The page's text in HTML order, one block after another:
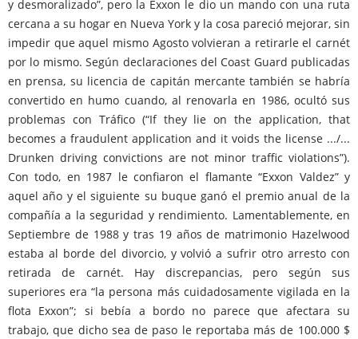
y desmoralizado”, pero la Exxon le dio un mando con una ruta
cercana a su hogar en Nueva York y la cosa pareció mejorar, sin
impedir que aquel mismo Agosto volvieran a retirarle el carnét
por lo mismo. Según declaraciones del Coast Guard publicadas
en prensa, su licencia de capitán mercante también se habría
convertido en humo cuando, al renovarla en 1986, ocultó sus
problemas con Tráfico (“If they lie on the application, that
becomes a fraudulent application and it voids the license .../...
Drunken driving convictions are not minor traffic violations”).
Con todo, en 1987 le confiaron el flamante “Exxon Valdez” y
aquel año y el siguiente su buque ganó el premio anual de la
compañía a la seguridad y rendimiento. Lamentablemente, en
Septiembre de 1988 y tras 19 años de matrimonio Hazelwood
estaba al borde del divorcio, y volvió a sufrir otro arresto con
retirada de carnét. Hay discrepancias, pero según sus
superiores era “la persona más cuidadosamente vigilada en la
flota Exxon”; si bebía a bordo no parece que afectara su
trabajo, que dicho sea de paso le reportaba más de 100.000 $